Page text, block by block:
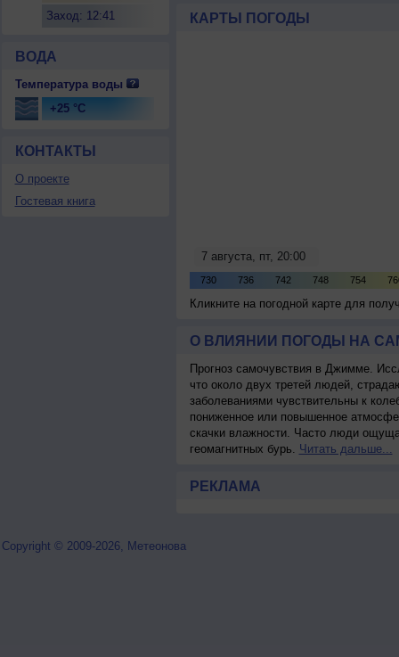
Заход: 12:41
ВОДА
Температура воды
+25 °C
КОНТАКТЫ
О проекте
Гостевая книга
КАРТЫ ПОГОДЫ
Кликните на погодной карте для
О ВЛИЯНИИ ПОГОДЫ НА
Прогноз самочувствия в Джимме.
что около двух третей людей,
заболеваниями чувствительны к
пониженное или повышенное
скачки влажности. Часто люди
геомагнитных бурь. Читать дальше...
РЕКЛАМА
Copyright © 2009-2026, Метеонова